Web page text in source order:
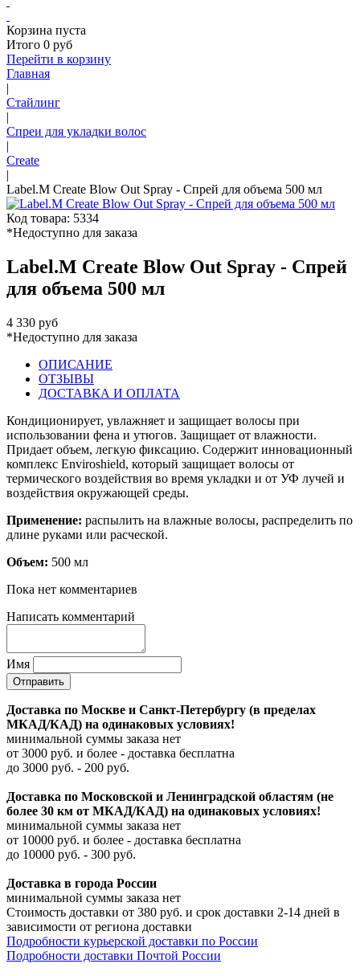
Корзина пуста
Итого 0 руб
Перейти в корзину
Главная
|
Стайлинг
|
Спреи для укладки волос
|
Create
|
Label.M Create Blow Out Spray - Спрей для объема 500 мл
Код товара: 5334
*Недоступно для заказа
Label.M Create Blow Out Spray - Спрей
для объема 500 мл
4 330 руб
*Недоступно для заказа
ОПИСАНИЕ
ОТЗЫВЫ
ДОСТАВКА И ОПЛАТА
Кондиционирует, увлажняет и защищает волосы при
использовании фена и утюгов. Защищает от влажности.
Придает объем, легкую фиксацию. Содержит инновационный
комплекс Enviroshield, который защищает волосы от
термического воздействия во время укладки и от УФ лучей и
воздействия окружающей среды.
Применение: распылить на влажные волосы, распределить по
длине руками или расческой.
Объем: 500 мл
Пока нет комментариев
Написать комментарий
Имя
Доставка по Москве и Санкт-Петербургу (в пределах
МКАД/КАД) на одинаковых условиях!
минимальной суммы заказа нет
от 3000 руб. и более - доставка бесплатна
до 3000 руб. - 200 руб.
Доставка по Московской и Ленинградской областям (не
более 30 км от МКАД/КАД) на одинаковых условиях!
минимальной суммы заказа нет
от 10000 руб. и более - доставка бесплатна
до 10000 руб. - 300 руб.
Доставка в города России
минимальной суммы заказа нет
Стоимость доставки от 380 руб. и срок доставки 2-14 дней в
зависимости от региона доставки
Подробности курьерской доставки по России
Подробности доставки Почтой России